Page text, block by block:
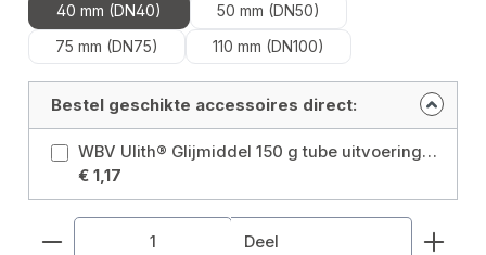
40 mm (DN40)
50 mm (DN50)
75 mm (DN75)
110 mm (DN100)
Bestel geschikte accessoires direct:
WBV Ulith® Glijmiddel 150 g tube uitvoering: Tube van 150 gram
€ 1,17
Producthoeveelheid: Voer de gewenste
Deel